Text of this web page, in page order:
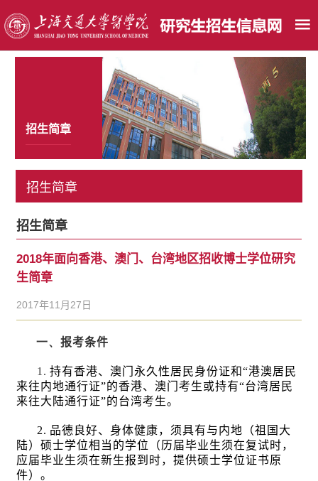
招生简章
招生简章
招生简章
2018年面向香港、澳门、台湾地区招收博士学位研究
生简章
2017年11月27日
一、报考条件
1. 持有香港、澳门永久性居民身份证和“港澳居民
来往内地通行证”的香港、澳门考生或持有“台湾居民
来往大陆通行证”的台湾考生。
2. 品德良好、身体健康，须具有与内地（祖国大
陆）硕士学位相当的学位（历届毕业生须在复试时，
应届毕业生须在新生报到时，提供硕士学位证书原
件）。